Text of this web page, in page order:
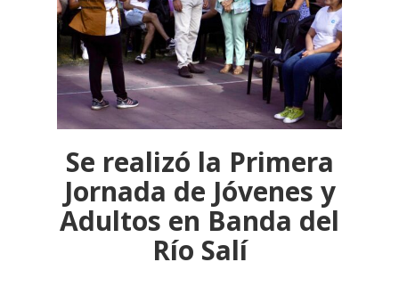
Se realizó la Primera
Jornada de Jóvenes y
Adultos en Banda del
Río Salí